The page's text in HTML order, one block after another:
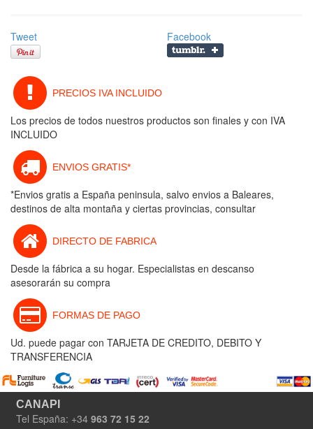
Tweet Facebook
PRECIOS IVA INCLUIDO
Los precios de todos nuestros productos son finales y con IVA
INCLUIDO
ENVIOS GRATIS*
*Envios gratis a España peninsula, salvo envios a Baleares,
destinos de alta montaña y ciertas provincias, consultar
DIRECTO DE FABRICA
Desde la fábrica a su hogar. Especialistas en descanso
asesorarán su compra
FORMAS DE PAGO
Ud. puede pagar con TARJETA DE CREDITO, DEBITO Y
TRANSFERENCIA
CANAPI
Tel España: +34 963 72 15 22